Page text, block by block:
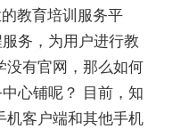
教育培训服务平
务，为用户进行教
没有官网，那么如何
心铺呢？ 目前，知
机客户端和其他手机